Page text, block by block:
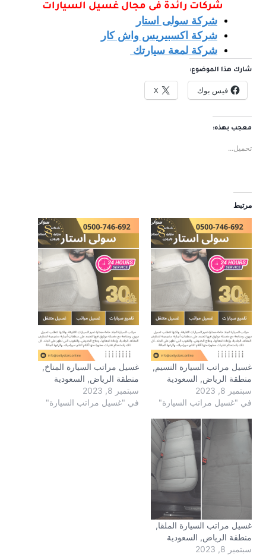
شركات رائدة فى مجال غسيل السيارات
شركة سولى استار
شركة اكسبيريس واش كار
شركة لمعة سيارتك
شارك هذا الموضوع:
فيس بوك X
معجب بهذه:
تحميل...
مرتبط
غسيل مراتب السيارة النسيم,
منطقة الرياض, السعودية
سبتمبر 8, 2023
في "غسيل مراتب السيارة"
غسيل مراتب السيارة المناخ,
منطقة الرياض, السعودية
سبتمبر 8, 2023
في "غسيل مراتب السيارة"
غسيل مراتب السيارة الملقا,
منطقة الرياض, السعودية
سبتمبر 8, 2023